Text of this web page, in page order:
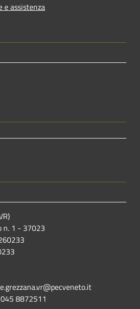
e assistenza
n. 1 - 37023
8872511